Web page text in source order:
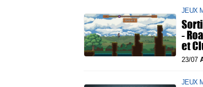
JEUX
-
et
23/07
JEUX